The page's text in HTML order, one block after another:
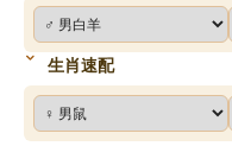
生肖速配